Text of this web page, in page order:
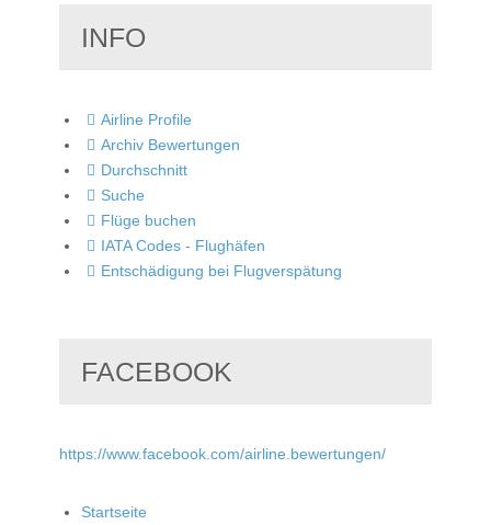
INFO
Airline Profile
Archiv Bewertungen
Durchschnitt
Suche
Flüge buchen
IATA Codes - Flughäfen
Entschädigung bei Flugverspätung
FACEBOOK
https://www.facebook.com/airline.bewertungen/
Startseite